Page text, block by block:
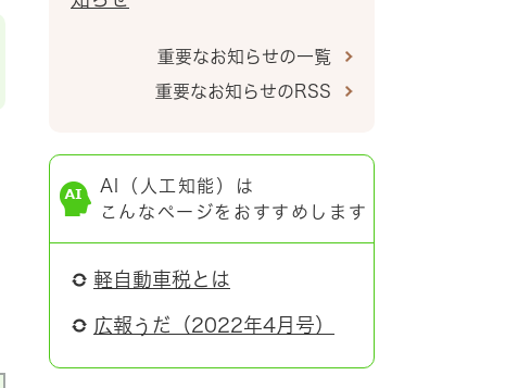
重要なお知らせの一覧
重要なお知らせのRSS
AI（人工知能）は
こんなページをおすすめします
軽自動車税とは
広報うだ（2022年4月号）